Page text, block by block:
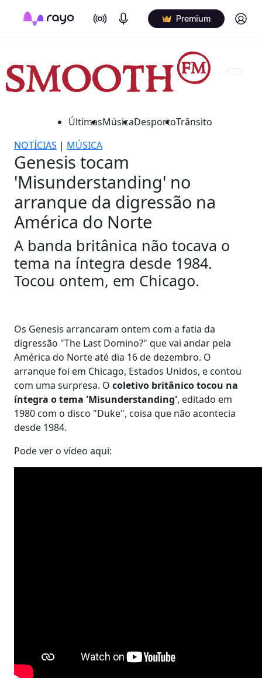
On Air Podcasts Premium Log in
ÚltimasMúsicaDesportoTrânsito
NOTÍCIAS | MÚSICA
Genesis tocam
'Misunderstanding' no
arranque da digressão na
América do Norte
A banda britânica não tocava o
tema na íntegra desde 1984.
Tocou ontem, em Chicago.
Os Genesis arrancaram ontem com a fatia da
digressão "The Last Domino?" que vai andar pela
América do Norte até dia 16 de dezembro. O
arranque foi em Chicago, Estados Unidos, e contou
com uma surpresa. O coletivo britânico tocou na
íntegra o tema 'Misunderstanding', editado em
1980 com o disco "Duke", coisa que não acontecia
desde 1984.
Pode ver o vídeo aqui: